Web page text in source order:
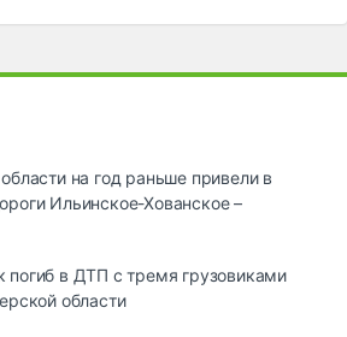
на год раньше привели в
Ильинское-Хованское –
погиб в ДТП с тремя грузовиками
области